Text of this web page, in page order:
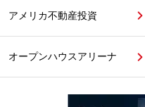
アメリカ不動産投資
オープンハウスアリーナ